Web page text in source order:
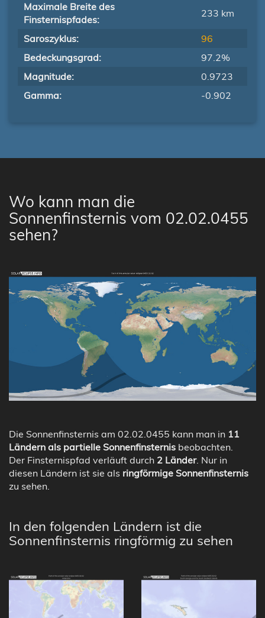
Maximale Breite des
Finsternispfades:
233 km
Saroszyklus:
96
Bedeckungsgrad:
97.2%
Magnitude:
0.9723
Gamma:
-0.902
Wo kann man die
Sonnenfinsternis vom 02.02.0455
sehen?
Die Sonnenfinsternis am 02.02.0455 kann man in 11
Ländern als partielle Sonnenfinsternis beobachten.
Der Finsternispfad verläuft durch 2 Länder. Nur in
diesen Ländern ist sie als ringförmige Sonnenfinsternis
zu sehen.
In den folgenden Ländern ist die
Sonnenfinsternis ringförmig zu sehen